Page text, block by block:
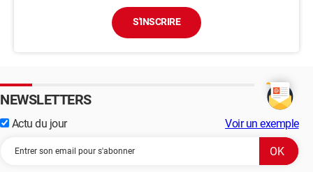
S'INSCRIRE
NEWSLETTERS
Actu du jour Voir un exemple